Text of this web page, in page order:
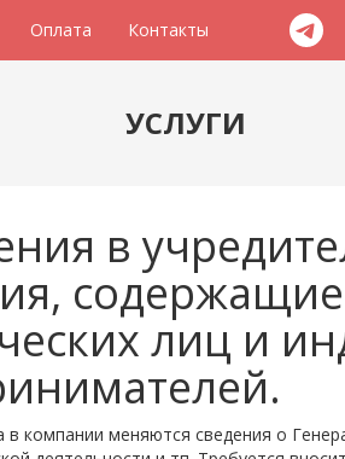
Оплата Контакты
УСЛУГИ
в
лиц и
в компании меняются сведения о